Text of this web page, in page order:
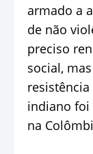
armado a
de não
preciso
social,
indiano foi
na